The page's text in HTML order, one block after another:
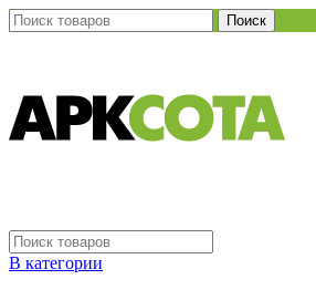
Поиск
В категории